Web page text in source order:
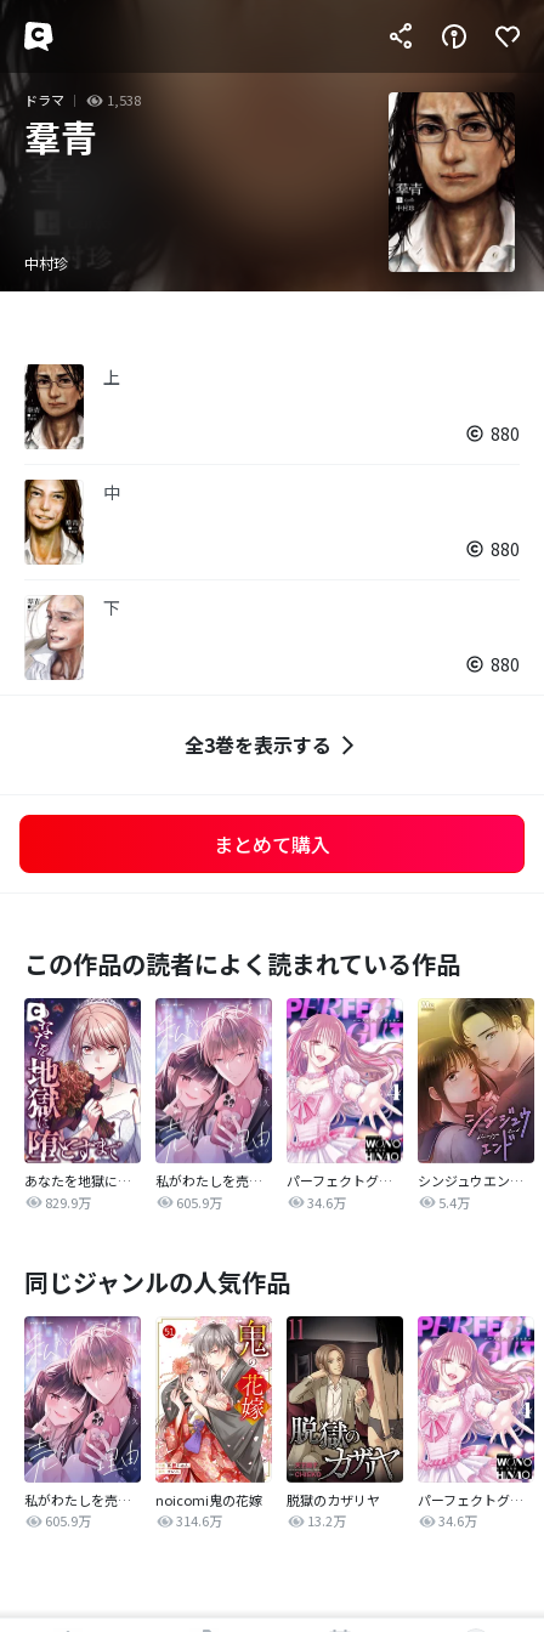
ドラマ 1,538
羣青
中村珍
上
880
中
880
下
880
全3巻を表示する
まとめて購入
この作品の読者によく読まれている作品
あなたを地獄に堕とすまで
829.9万
私がわたしを売る理由
605.9万
パーフェクトグリッター
34.6万
シンジュウエンド【タテヨミ】
5.4万
同じジャンルの人気作品
私がわたしを売る理由
605.9万
noicomi鬼の花嫁
314.6万
脱獄のカザリヤ
13.2万
パーフェクトグリッター
34.6万